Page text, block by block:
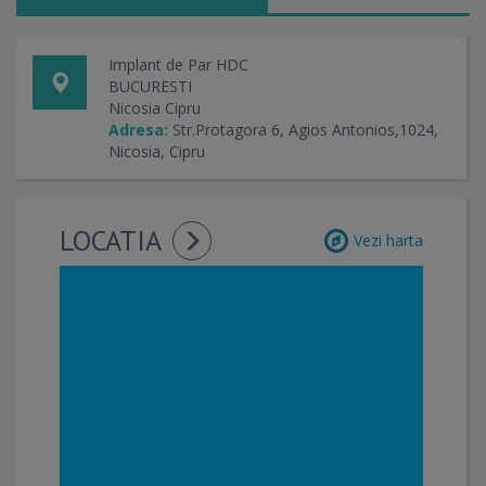
profesionale și personale ale chirurgiei de implant de par si
- Preturile noastre sunt transparente si competitive. Fara
preturi ascunse. Ceea ce vedeti este ceea ce primiti.
- Echipa medicala participa la majoritatea reuniunilor
medicale internationale despre implantul de par, cum ar fi
International Society of Hair Restoration Surgery (ISHRS) si
internationale independente, cum ar fi: HairSite, HairLoss,
HairLossExperience si multe altele.
Implant de Par HDC
BUCURESTI
Nicosia Cipru
Adresa: Str.Protagora 6, Agios Antonios,1024,
Nicosia, Cipru
LOCATIA Vezi harta